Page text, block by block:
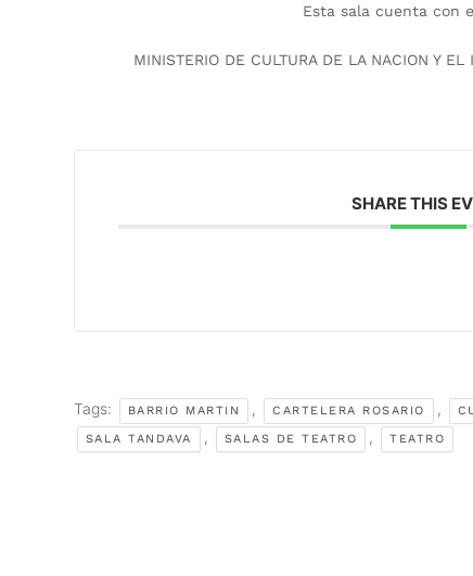
Esta sala cuenta con
MINISTERIO DE CULTURA DE LA NACION Y
SHARE THIS
Tags: BARRIO MARTIN , CARTELERA ROSARIO ,
SALA TANDAVA , SALAS DE TEATRO , TEATRO